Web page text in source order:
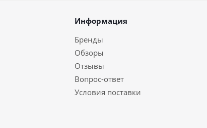
Информация
Бренды
Обзоры
Отзывы
Вопрос-ответ
Условия поставки